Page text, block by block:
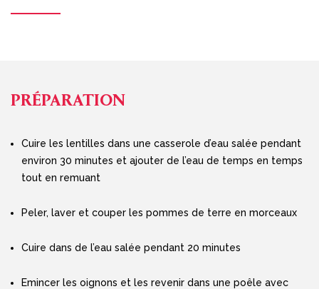
PRÉPARATION
Cuire les lentilles dans une casserole d’eau salée pendant
environ 30 minutes et ajouter de l’eau de temps en temps
tout en remuant
Peler, laver et couper les pommes de terre en morceaux
Cuire dans de l’eau salée pendant 20 minutes
Emincer les oignons et les revenir dans une poêle avec